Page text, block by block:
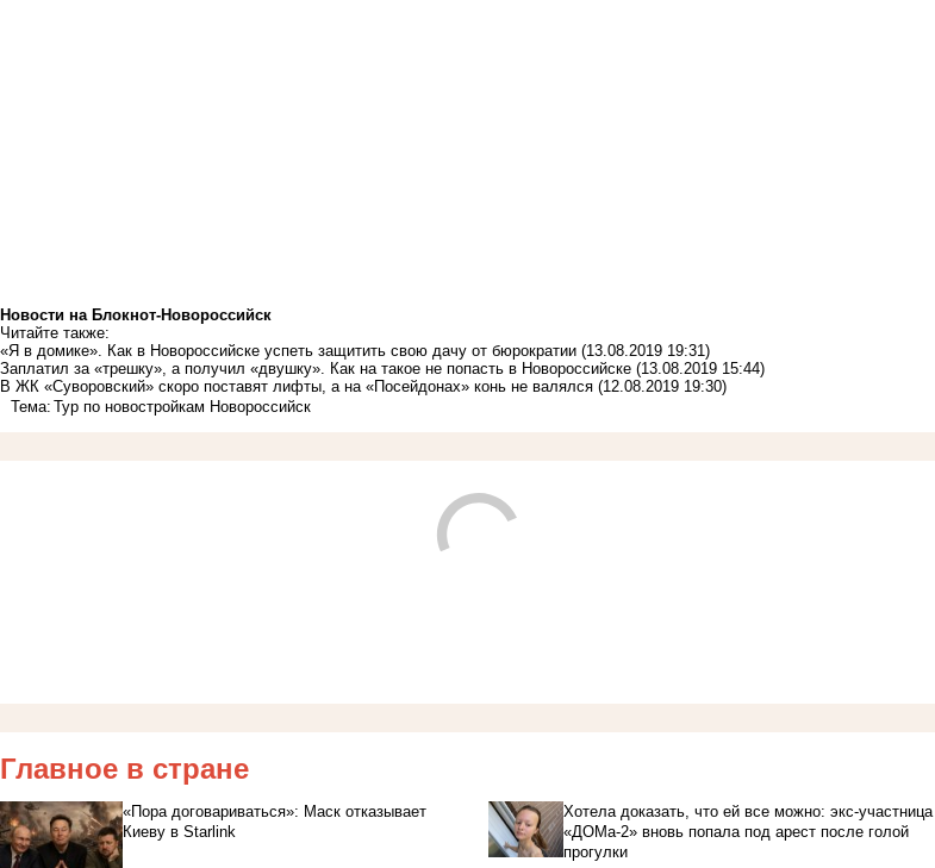
Новости на Блoкнoт-Новороссийск
Читайте также:
«Я в домике». Как в Новороссийске успеть защитить свою дачу от бюрократии (13.08.2019 19:31)
Заплатил за «трешку», а получил «двушку». Как на такое не попасть в Новороссийске (13.08.2019 15:44)
В ЖК «Суворовский» скоро поставят лифты, а на «Посейдонах» конь не валялся (12.08.2019 19:30)
Тема: Тур по новостройкам Новороссийск
Главное в стране
«Пора договариваться»: Маск отказывает
Киеву в Starlink
Хотела доказать, что ей все можно: экс-участница
«ДОМа-2» вновь попала под арест после голой
прогулки